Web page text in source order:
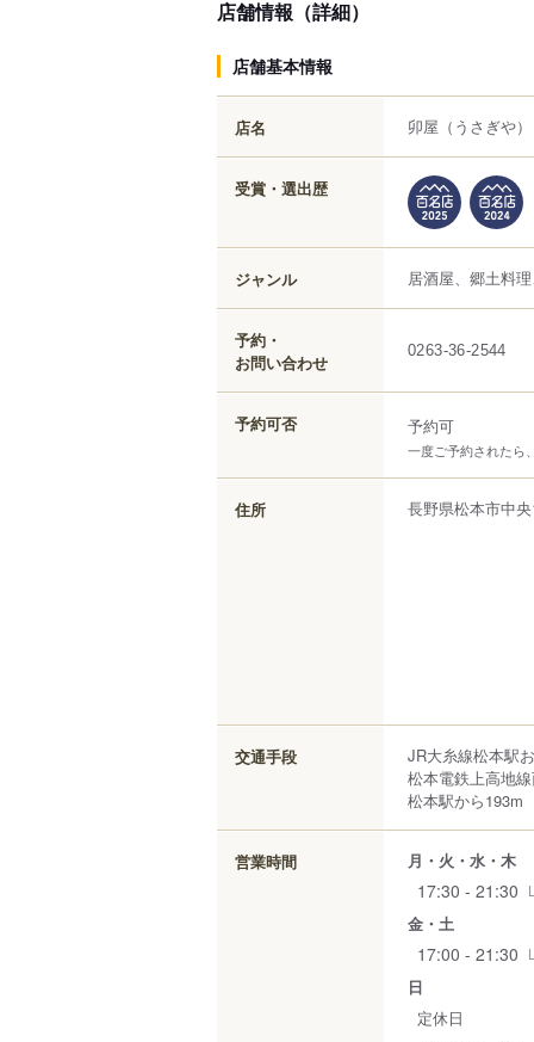
店舗情報（詳細）
店舗基本情報
店名 卯屋 （うさぎや）
受賞・選出歴
ジャンル 居酒屋、郷土料
予約・
お問い合わせ
0263-36-2544
予約可否 予約可
一度ご予約されたら
住所 長野県松本市中央
交通手段
JR大糸線松本駅
松本電鉄上高地
松本駅から193m
営業時間 月・火・水・木
17:30 - 21:30
金・土
17:00 - 21:30
日
定休日